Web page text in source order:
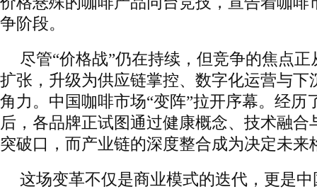
争阶段。
尽管“价格战”仍在持续，但竞争的焦点
扩张，升级为供应链掌控、数字化运营与下
角力。中国咖啡市场“变阵”拉开序幕。经历
后，各品牌正试图通过健康概念、技术融合
突破口，而产业链的深度整合成为决定未来
这场变革不仅是商业模式的迭代，更是